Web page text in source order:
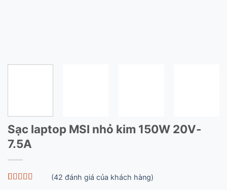
Sạc laptop MSI nhỏ kim 150W 20V-
7.5A
(42 đánh giá của khách hàng)